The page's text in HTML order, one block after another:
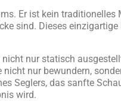
Er ist kein
sind. Dieses
nur statisch
nur bewundern,
Seglers, das sanfte
wird.